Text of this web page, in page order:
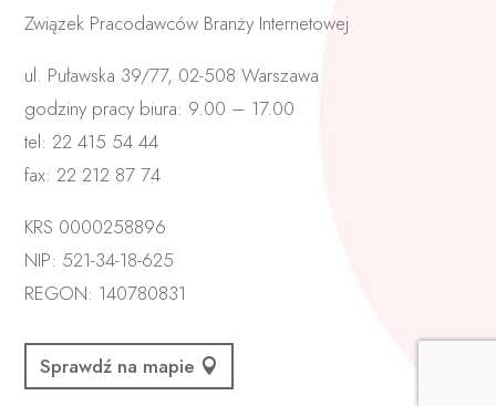
Związek Pracodawców Branży Internetowej
ul. Puławska 39/77, 02-508 Warszawa
godziny pracy biura: 9.00 – 17.00
tel: 22 415 54 44
fax: 22 212 87 74
KRS 0000258896
NIP: 521-34-18-625
REGON: 140780831
Sprawdź na mapie